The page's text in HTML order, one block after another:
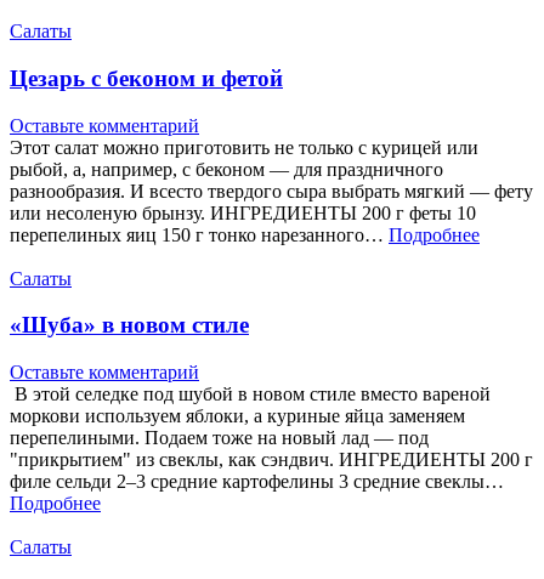
Салаты
Цезарь с беконом и фетой
Оставьте комментарий
Этот салат можно приготовить не только с курицей или
рыбой, а, например, с беконом — для праздничного
разнообразия. И всесто твердого сыра выбрать мягкий — фету
или несоленую брынзу. ИНГРЕДИЕНТЫ 200 г феты 10
перепелиных яиц 150 г тонко нарезанного… Подробнее
Салаты
«Шуба» в новом стиле
Оставьте комментарий
В этой селедке под шубой в новом стиле вместо вареной
моркови используем яблоки, а куриные яйца заменяем
перепелиными. Подаем тоже на новый лад — под
"прикрытием" из свеклы, как сэндвич. ИНГРЕДИЕНТЫ 200 г
филе сельди 2–3 средние картофелины 3 средние свеклы…
Подробнее
Салаты